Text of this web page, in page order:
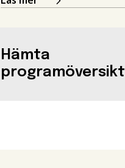
Hämta
programöversikt